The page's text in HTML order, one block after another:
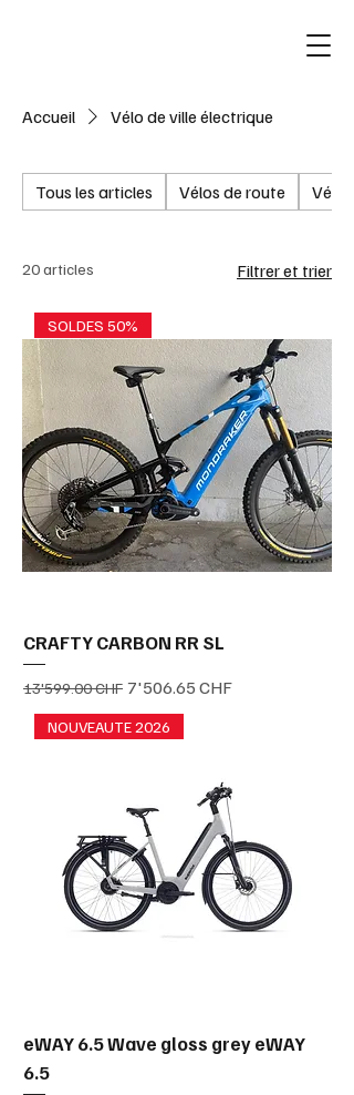
Accueil Vélo de ville électrique
Tous les articles Vélos de route
20 articles Filtrer et trier
SOLDES 50%
CRAFTY CARBON RR SL
Prix original
13'599.00 CHF Prix promotionnel
7'506.65 CHF
NOUVEAUTE 2026
eWAY 6.5 Wave gloss grey eWAY
6.5